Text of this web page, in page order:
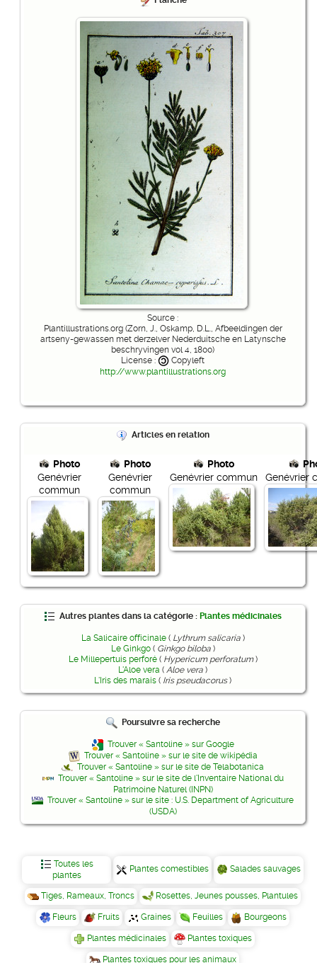
Source :
Plantillustrations.org (Zorn, J., Oskamp, D.L., Afbeeldingen der
artseny-gewassen met derzelver Nederduitsche en Latynsche
beschryvingen vol 4, 1800)
License :
Copyleft
http://www.plantillustrations.org
Articles en relation
Photo
Genévrier
commun
Photo
Genévrier
commun
Photo
Genévrier commun Genévrier
Autres plantes dans la catégorie : Plantes médicinales
La Salicaire officinale( Lythrum salicaria)
Le Ginkgo( Ginkgo biloba)
Le Millepertuis perforé( Hypericum perforatum)
L'Aloe vera ( Aloe vera )
L'Iris des marais ( Iris pseudacorus)
Poursuivre sa recherche
Trouver « Santoline » sur Google
Trouver « Santoline » sur le site de wikipédia
Trouver « Santoline » sur le site de Telabotanica
Trouver « Santoline » sur le site de l'Inventaire National du
Patrimoine Naturel (INPN)
Trouver « Santoline » sur le site : U.S. Department of Agriculture
(USDA)
Toutes les
plantes
Plantes comestibles Salades sauvages
Tiges, Rameaux, Troncs Rosettes, Jeunes pousses, Plantules
Fleurs Fruits Graines Feuilles Bourgeons
Plantes médicinales Plantes toxiques
Plantes toxiques pour les animaux